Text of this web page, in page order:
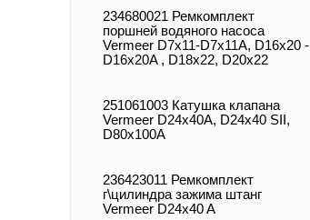
234680021 Ремкомплект
поршней водяного насоса
Vermeer D7x11-D7x11A, D16x20 -
D16x20A , D18x22, D20x22
251061003 Катушка клапана
Vermeer D24x40A, D24x40 SII,
D80x100A
236423011 Ремкомплект
г\цилиндра зажима штанг
Vermeer D24x40 A